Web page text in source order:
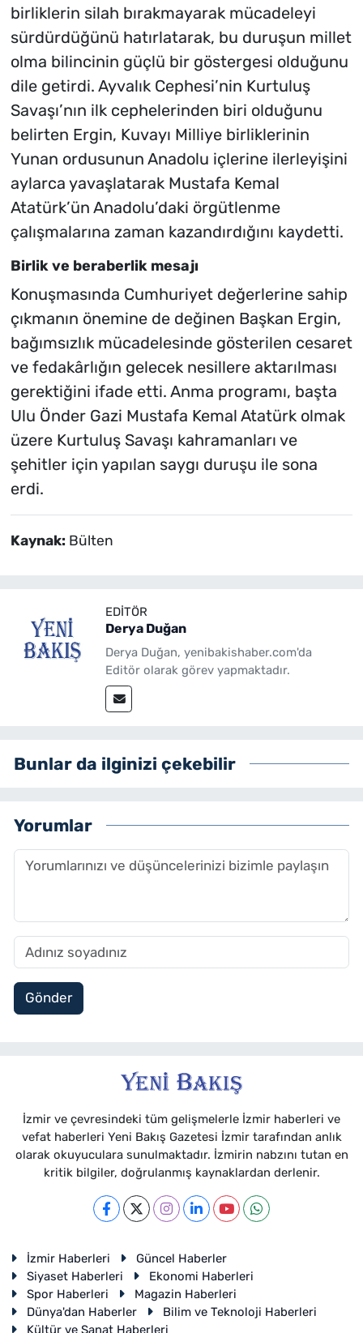
birliklerin silah bırakmayarak mücadeleyi
sürdürdüğünü hatırlatarak, bu duruşun millet
olma bilincinin güçlü bir göstergesi olduğunu
dile getirdi. Ayvalık Cephesi’nin Kurtuluş
Savaşı’nın ilk cephelerinden biri olduğunu
belirten Ergin, Kuvayı Milliye birliklerinin
Yunan ordusunun Anadolu içlerine ilerleyişini
aylarca yavaşlatarak Mustafa Kemal
Atatürk’ün Anadolu’daki örgütlenme
çalışmalarına zaman kazandırdığını kaydetti.
Birlik ve beraberlik mesajı
Konuşmasında Cumhuriyet değerlerine sahip
çıkmanın önemine de değinen Başkan Ergin,
bağımsızlık mücadelesinde gösterilen cesaret
ve fedakârlığın gelecek nesillere aktarılması
gerektiğini ifade etti. Anma programı, başta
Ulu Önder Gazi Mustafa Kemal Atatürk olmak
üzere Kurtuluş Savaşı kahramanları ve
şehitler için yapılan saygı duruşu ile sona
erdi.
Kaynak: Bülten
EDITÖR
Derya Duğan
Derya Duğan, yenibakishaber.com'da
Editör olarak görev yapmaktadır.
Bunlar da ilginizi çekebilir
Yorumlar
Gönder
İzmir ve çevresindeki tüm gelişmelerle İzmir haberleri ve
vefat haberleri Yeni Bakış Gazetesi İzmir tarafından anlık
olarak okuyuculara sunulmaktadır. İzmirin nabzını tutan en
kritik bilgiler, doğrulanmış kaynaklardan derlenir.
İzmir Haberleri
Güncel Haberler
Siyaset Haberleri
Ekonomi Haberleri
Spor Haberleri
Magazin Haberleri
Dünya'dan Haberler
Bilim ve Teknoloji Haberleri
Kültür ve Sanat Haberleri